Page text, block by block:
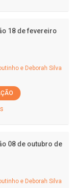
18 de fevereiro
e Deborah Silva
08 de outubro de
e Deborah Silva